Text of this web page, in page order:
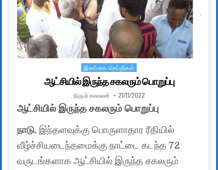
Posted in
இலங்கை செய்திகள்
ஆட்சியில் இருந்த சகலரும் பொறுப்பு
AUTHOR:
நிருபர் காவலன் PUBLISHED DATE:
21/11/2022
ஆட்சியில் இருந்த சகலரும் பொறுப்பு
நாடு, இந்தளவுக்கு பொருளாதார ரீதியில்
வீழ்ச்சியடைந்தமைக்கு நாட்டை கடந்த 72
வருடங்களாக ஆட்சியில் இருந்த சகலரும்